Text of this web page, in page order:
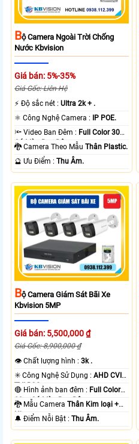
BỘ Camera Ngoài Trời Chống
Nước Kbvision
Giá bán: 5%-35%
Giá Gốc: Liên Hệ
️⚡ Độ sắc nét :Ultra 2k + .
⚛️ Công Nghệ Camera : IP POE.
🔦 Video Ban Đêm : Full Color 30m
Có Màu Ban Ðêm.
🐉️ Camera Theo MẫuThân Plastic.
️🔮 Ưu Điểm :Thu Âm.
BỘ Camera Giám Sát Bãi Xe
Kbvision 5MP
Giá bán: 5,500,000 ₫
Giá Gốc: 8,900,000 ₫
👁 Chất lượng hình :3k .
✳️ Công Nghệ Sử Dụng :AHD CVI
TVI BCS.
🔴 Hình ảnh ban đêm : Full Color
80m Có Màu Ban Ðêm.
🐉️ Mẫu CameraThân Kim loại +
Nhựa.
️🔔 Điểm Nỗi Bật :Thu Âm.